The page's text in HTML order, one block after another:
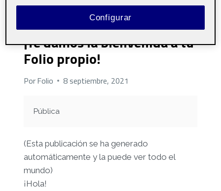
CONTENIDO AUTO GENERADO
¡Te damos la bienvenida a tu
Folio propio!
PorFolio 8 septiembre, 2021
Pública
(Esta publicación se ha generado
automáticamente y la puede ver todo el
mundo)
¡Hola!
Configurar